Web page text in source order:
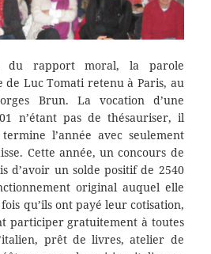
du rapport moral, la parole
de Luc Tomati retenu à Paris, au
Brun. La vocation d’une
n’étant pas de thésauriser, il
l’année avec seulement
Cette année, un concours de
d’avoir un solde positif de 2540
original auquel elle
qu’ils ont payé leur cotisation,
participer gratuitement à toutes
prêt de livres, atelier de